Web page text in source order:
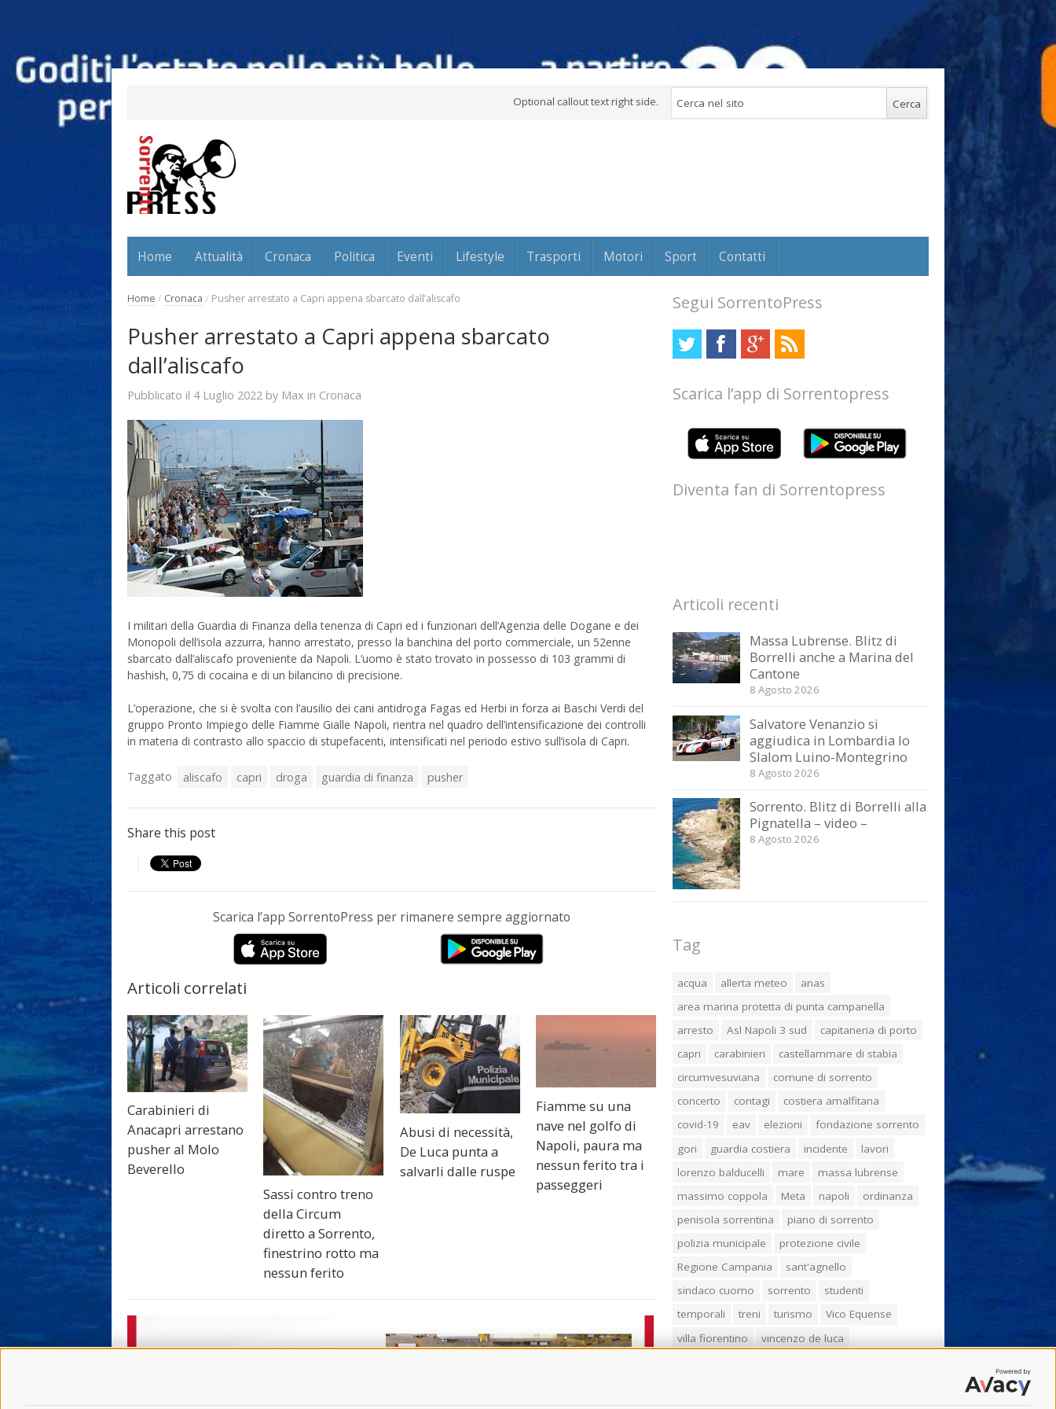
Optional callout text right side.
Home Attualità Cronaca Politica Eventi Lifestyle Trasporti Motori Sport Contatti
Home / Cronaca / Pusher arrestato a Capri appena sbarcato dall’aliscafo
Pusher arrestato a Capri appena sbarcato
dall’aliscafo
Pubblicato il 4 Luglio 2022 by Max in Cronaca
I militari della Guardia di Finanza della tenenza di Capri ed i funzionari dell’Agenzia delle Dogane e dei
Monopoli dell’isola azzurra, hanno arrestato, presso la banchina del porto commerciale, un 52enne
sbarcato dall’aliscafo proveniente da Napoli. L’uomo è stato trovato in possesso di 103 grammi di
hashish, 0,75 di cocaina e di un bilancino di precisione.
L’operazione, che si è svolta con l’ausilio dei cani antidroga Fagas ed Herbi in forza ai Baschi Verdi del
gruppo Pronto Impiego delle Fiamme Gialle Napoli, rientra nel quadro dell’intensificazione dei controlli
in materia di contrasto allo spaccio di stupefacenti, intensificati nel periodo estivo sull’isola di Capri.
Taggato aliscafo capri droga guardia di finanza pusher
Share this post
Scarica l’app SorrentoPress per rimanere sempre aggiornato
Articoli correlati
Carabinieri di
Anacapri arrestano
pusher al Molo
Beverello
Sassi contro treno
della Circum
diretto a Sorrento,
finestrino rotto ma
nessun ferito
Abusi di necessità,
De Luca punta a
salvarli dalle ruspe
Fiamme su una
nave nel golfo di
Napoli, paura ma
nessun ferito tra i
passeggeri
Segui SorrentoPress
Scarica l’app di Sorrentopress
Diventa fan di Sorrentopress
Articoli recenti
Massa Lubrense. Blitz di
Borrelli anche a Marina del
Cantone
8 Agosto 2026
Salvatore Venanzio si
aggiudica in Lombardia lo
Slalom Luino-Montegrino
8 Agosto 2026
Sorrento. Blitz di Borrelli alla
Pignatella – video –
8 Agosto 2026
Tag
acqua allerta meteo
anas
area marina protetta di punta campanella
arresto
Asl Napoli 3 sud
capitaneria di porto
capri
carabinieri
castellammare di stabia
circumvesuviana
comune di sorrento
concerto
contagi
costiera amalfitana
covid-19
eav elezioni
fondazione sorrento
gori
guardia costiera incidente
lavori
lorenzo balducelli
mare
massa lubrense
massimo coppola
Meta napoli
ordinanza
penisola sorrentina
piano di sorrento
polizia municipale
protezione civile
Regione Campania
sant'agnello
sindaco cuomo
sorrento
studenti
temporali
treni turismo
Vico Equense
villa fiorentino
vincenzo de luca